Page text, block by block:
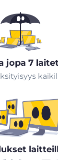
jopa 7